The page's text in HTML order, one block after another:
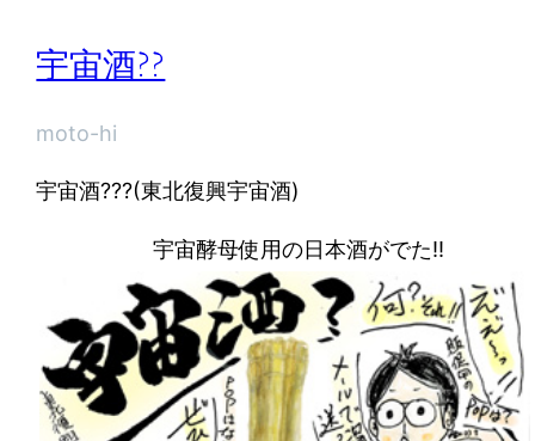
宇宙酒??
moto-hi
宇宙酒???(東北復興宇宙酒)
宇宙酵母使用の日本酒がでた!!